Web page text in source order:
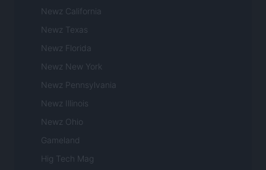
Newz California
Newz Texas
Newz Florida
Newz New York
Newz Pennsylvania
Newz Illinois
Newz Ohio
Gameland
Hig Tech Mag